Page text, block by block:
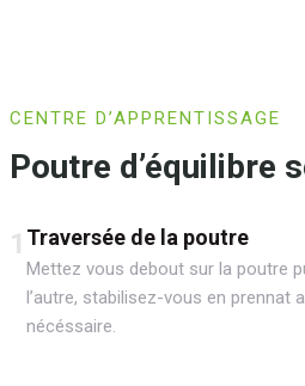
CENTRE D’APPRENTISSAGE
Poutre d’équilibre
1 Traversée de la poutre
Mettez vous debout sur la poutre
l’autre, stabilisez-vous en prennat
nécéssaire.